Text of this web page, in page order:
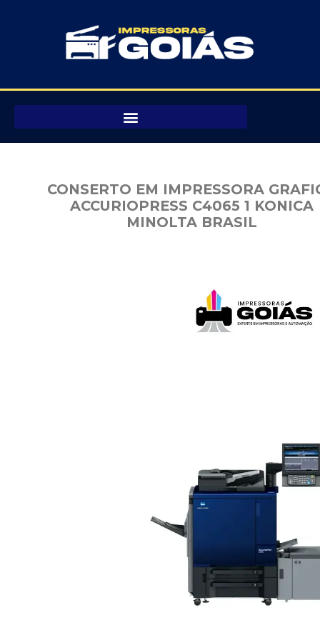
conteúdo
CONSERTO EM IMPRESSORA
ACCURIOPRESS C4065 1 KONICA
MINOLTA BRASIL